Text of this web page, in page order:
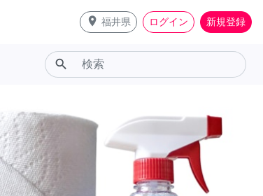
place 福井県 ログイン 新規登録
search